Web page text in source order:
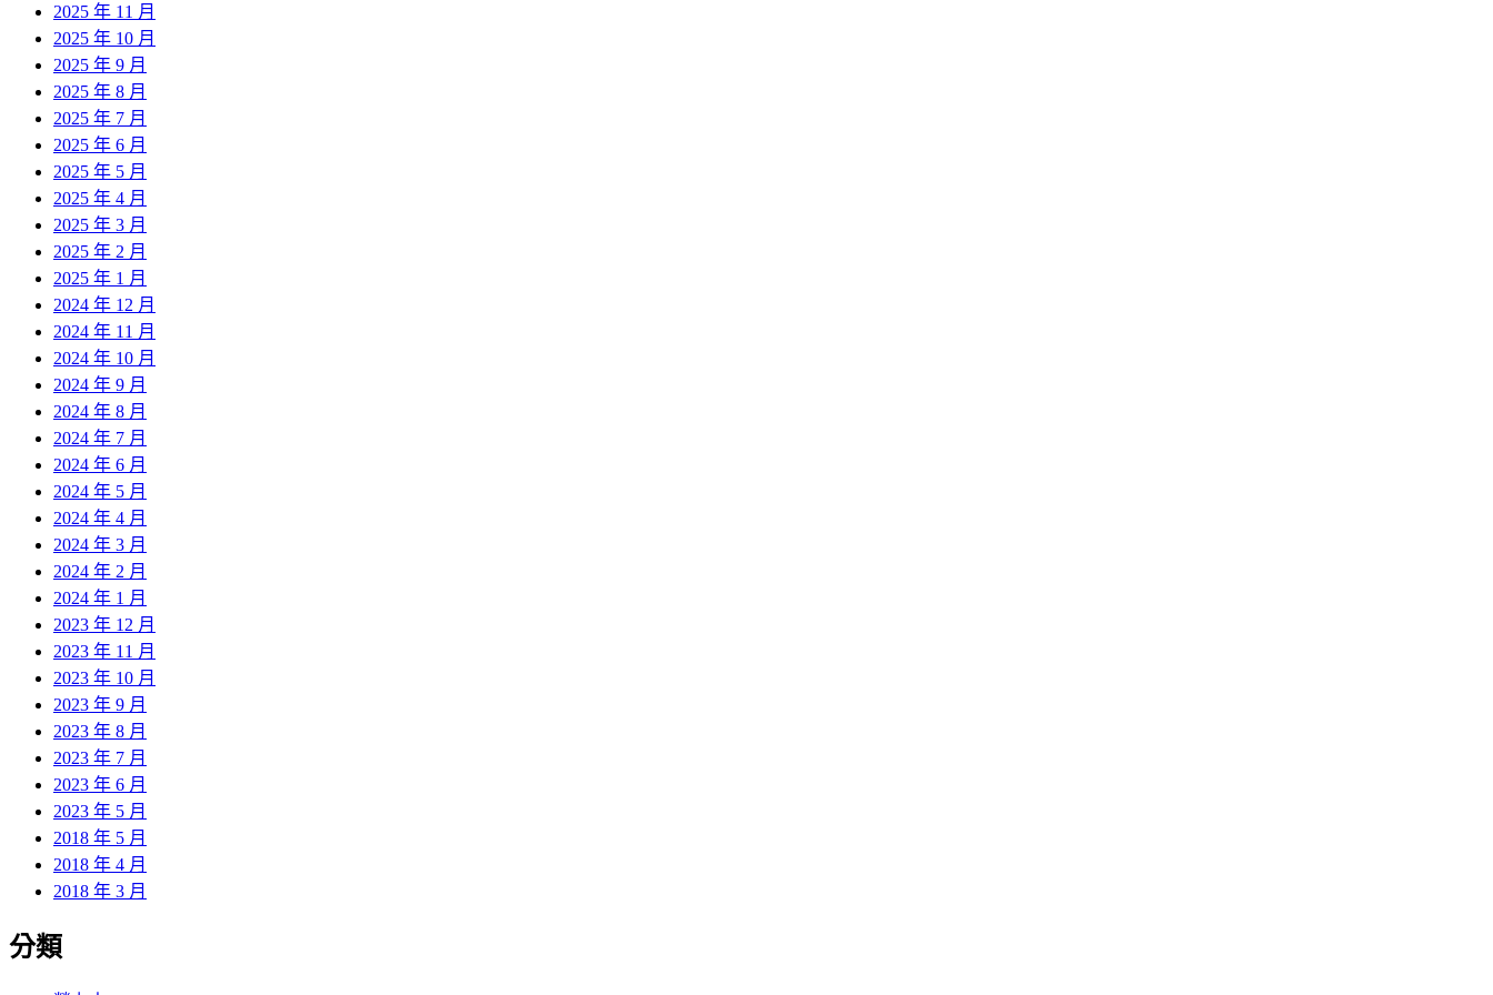
2025 年 11 月
2025 年 10 月
2025 年 9 月
2025 年 8 月
2025 年 7 月
2025 年 6 月
2025 年 5 月
2025 年 4 月
2025 年 3 月
2025 年 2 月
2025 年 1 月
2024 年 12 月
2024 年 11 月
2024 年 10 月
2024 年 9 月
2024 年 8 月
2024 年 7 月
2024 年 6 月
2024 年 5 月
2024 年 4 月
2024 年 3 月
2024 年 2 月
2024 年 1 月
2023 年 12 月
2023 年 11 月
2023 年 10 月
2023 年 9 月
2023 年 8 月
2023 年 7 月
2023 年 6 月
2023 年 5 月
2018 年 5 月
2018 年 4 月
2018 年 3 月
分類